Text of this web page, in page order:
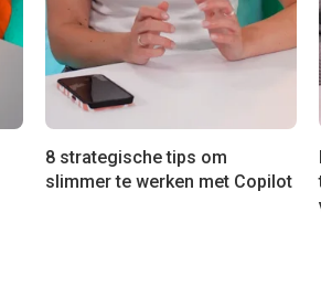
8 strategische tips om
slimmer te werken met Copilot